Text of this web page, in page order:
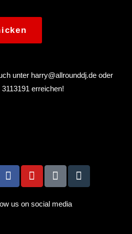
unter harry@allrounddj.de oder
erreichen!
us on social media